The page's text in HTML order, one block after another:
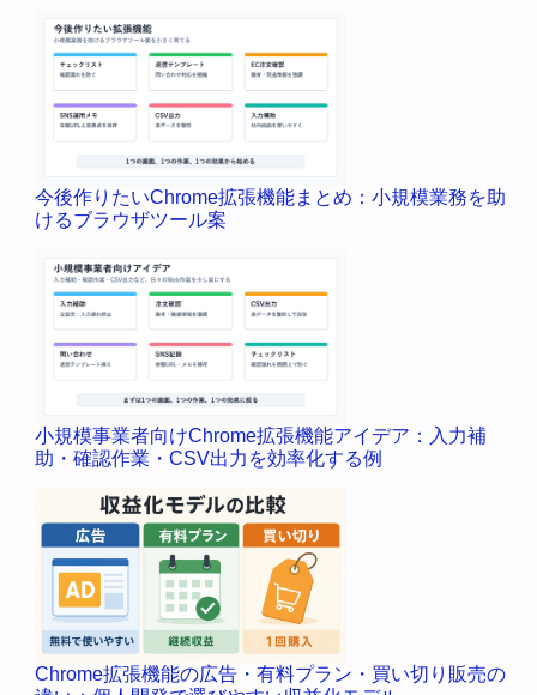
今後作りたいChrome拡張機能まとめ：小規模業務を助
けるブラウザツール案
小規模事業者向けChrome拡張機能アイデア：入力補
助・確認作業・CSV出力を効率化する例
Chrome拡張機能の広告・有料プラン・買い切り販売の